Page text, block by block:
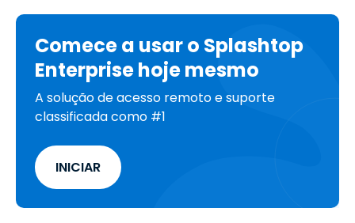
Comece a usar o Splashtop
Enterprise hoje mesmo
A solução de acesso remoto e suporte
classificada como #1
INICIAR